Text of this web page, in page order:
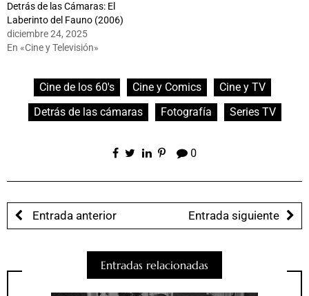
Detrás de las Cámaras: El
Laberinto del Fauno (2006)
diciembre 24, 2025
En «Cine y Televisión»
Cine de los 60's Cine y Comics
Cine y TV
Detrás de las cámaras
Fotografía Series TV
0
Entrada anterior Entrada siguiente
Entradas relacionadas